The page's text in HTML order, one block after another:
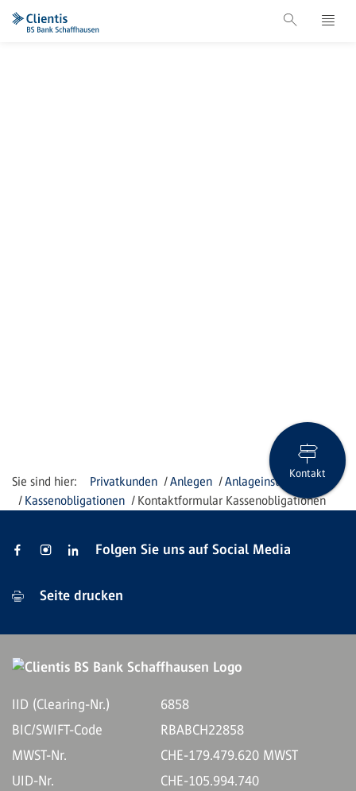
Privatkunden Anlegen
Anlageinstrumente
Kassenobligationen
Kontaktformular Kassenobligationen
Kontakt
Folgen Sie uns auf Social Media
Seite drucken
IID (Clearing-Nr.)
6858
BIC/SWIFT-Code
RBABCH22858
MWST-Nr.
CHE-179.479.620 MWST
UID-Nr.
CHE-105.994.740